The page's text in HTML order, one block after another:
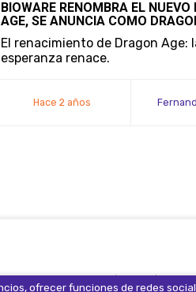
BIOWARE RENOMBRA EL NUEVO
AGE, SE ANUNCIA COMO
THE VEILGUARD
El renacimiento de Dragon Age:
esperanza renace.
Hace 2 años
de privacidad FAQ
ofrecer funciones de redes